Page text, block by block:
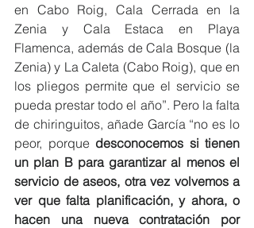
en Cabo Roig, Cala Cerrada en la
Zenia y Cala Estaca en Playa
Flamenca, además de Cala Bosque (la
Zenia) y La Caleta (Cabo Roig), que en
los pliegos permite que el servicio se
pueda prestar todo el año”. Pero la falta
de chiringuitos, añade García “no es lo
peor, porque desconocemos si tienen
un plan B para garantizar al menos el
servicio de aseos, otra vez volvemos a
ver que falta planificación, y ahora, o
hacen una nueva contratación por